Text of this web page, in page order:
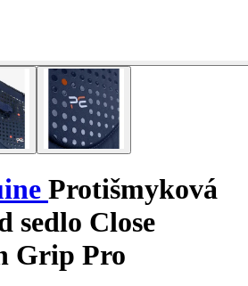
Protišmyková
sedlo Close
Grip Pro